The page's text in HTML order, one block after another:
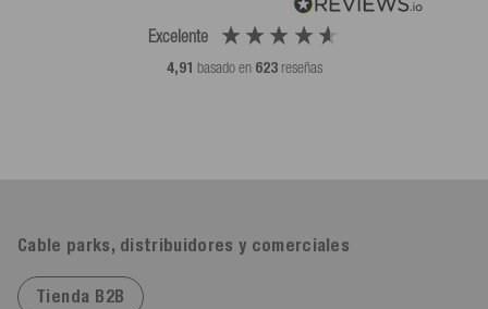
Excelente
4,91 basado en 623 reseñas
Cable parks, distribuidores y comerciales
Tienda B2B